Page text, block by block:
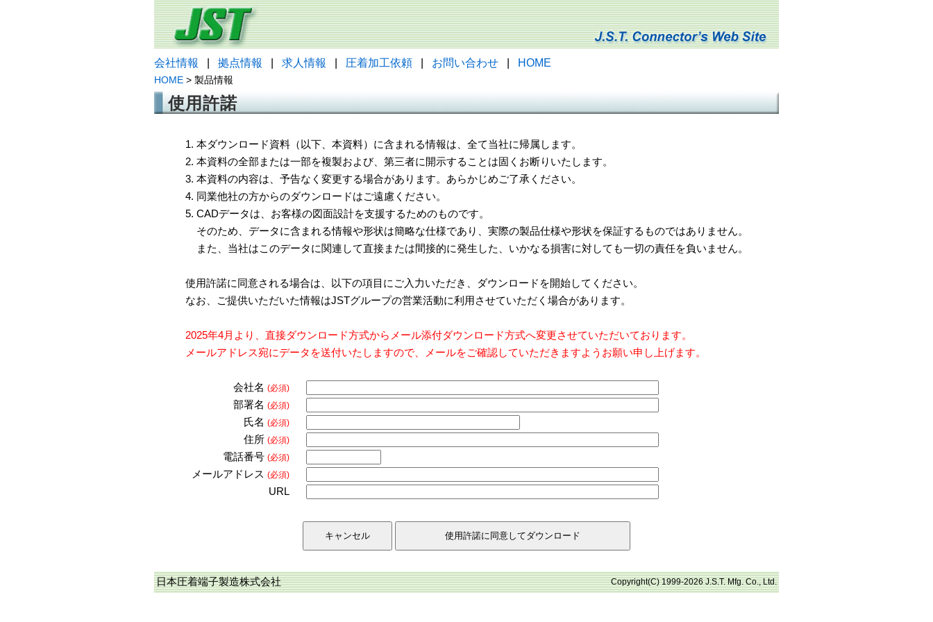
会社情報 拠点情報 求人情報 圧着加工依頼 お問い合わせ HOME
HOME > 製品情報
使用許諾
1. 本ダウンロード資料（以下、本資料）に含まれる情報は、全て当社に帰属します。
2. 本資料の全部または一部を複製および、第三者に開示することは固くお断りいたします。
3. 本資料の内容は、予告なく変更する場合があります。あらかじめご了承ください。
4. 同業他社の方からのダウンロードはご遠慮ください。
5. CADデータは、お客様の図面設計を支援するためのものです。
そのため、データに含まれる情報や形状は簡略な仕様であり、実際の製品仕様や形状を保証するものではありません。
また、当社はこのデータに関連して直接または間接的に発生した、いかなる損害に対しても一切の責任を負いません。
使用許諾に同意される場合は、以下の項目にご入力いただき、ダウンロードを開始してください。
なお、ご提供いただいた情報はJSTグループの営業活動に利用させていただく場合があります。
2025年4月より、直接ダウンロード方式からメール添付ダウンロード方式へ変更させていただいております。
メールアドレス宛にデータを送付いたしますので、メールをご確認していただきますようお願い申し上げます。
会社名 (必須)
部署名 (必須)
氏名 (必須)
住所 (必須)
電話番号 (必須)
メールアドレス (必須)
URL
日本圧着端子製造株式会社 Copyright(C) 1999-2026 J.S.T. Mfg. Co., Ltd.